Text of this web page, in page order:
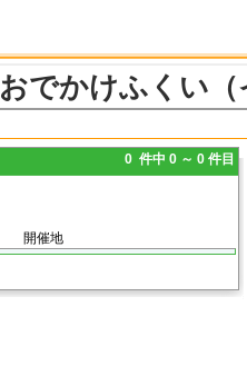
おでかけふくい（
0 件中 0 ～ 0 件目
開催地